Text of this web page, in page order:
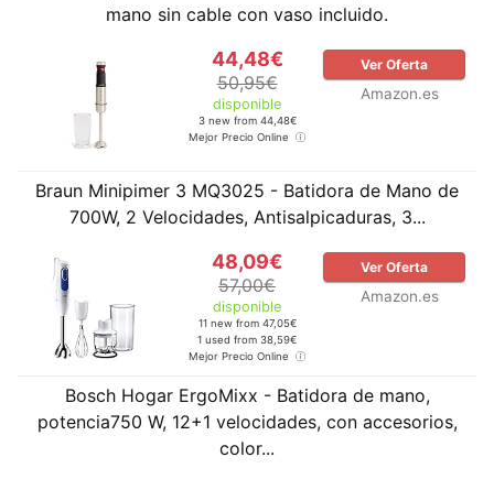
mano sin cable con vaso incluido.
44,48€
50,95€
disponible
3 new from 44,48€
Mejor Precio Online
Ver Oferta
Amazon.es
Braun Minipimer 3 MQ3025 - Batidora de Mano de
700W, 2 Velocidades, Antisalpicaduras, 3...
48,09€
57,00€
disponible
11 new from 47,05€
1 used from 38,59€
Mejor Precio Online
Ver Oferta
Amazon.es
Bosch Hogar ErgoMixx - Batidora de mano,
potencia750 W, 12+1 velocidades, con accesorios,
color...